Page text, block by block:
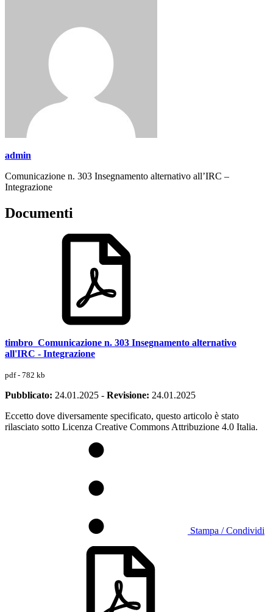
admin
Comunicazione n. 303 Insegnamento alternativo all’IRC –
Integrazione
Documenti
timbro_Comunicazione n. 303 Insegnamento alternativo
all'IRC - Integrazione
pdf - 782 kb
Pubblicato: 24.01.2025 - Revisione: 24.01.2025
Eccetto dove diversamente specificato, questo articolo è stato
rilasciato sotto Licenza Creative Commons Attribuzione 4.0 Italia.
Stampa / Condividi